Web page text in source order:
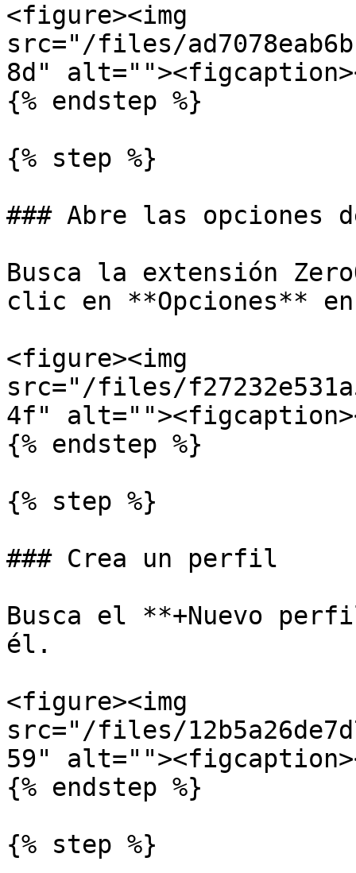
<figure><img
src="/files/
8d"
{% endstep %}
{% step %}
### Abre las opciones
Busca la extensión
clic en **Opciones**
<figure><img
src="/files/
4f"
{% endstep %}
{% step %}
### Crea un perfil
Busca el **+Nuevo
él.
<figure><img
src="/files/
59"
{% endstep %}
{% step %}